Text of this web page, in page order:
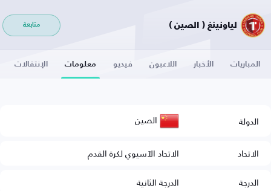
لياونينغ ( الصين ) متابعة
المباريات الأخبار اللاعبون فيديو معلومات الإنتقالات
الدولة الصين
الاتحاد
الاتحاد الآسيوي لكرة القدم
الدرجة
الدرجة الثانية